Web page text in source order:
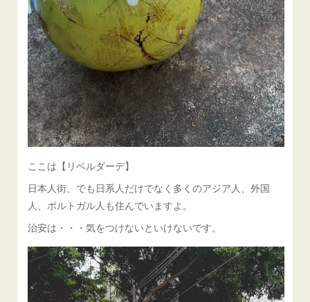
ここは【リベルダーデ】
日本人街、でも日系人だけでなく多くのアジア人、外国
人、ポルトガル人も住んでいますよ。
治安は・・・気をつけないといけないです。